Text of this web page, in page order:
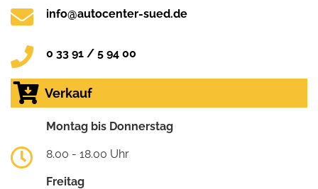
info@autocenter-sued.de
0 33 91 / 5 94 00
Verkauf
Montag bis Donnerstag
8.00 - 18.00 Uhr
Freitag